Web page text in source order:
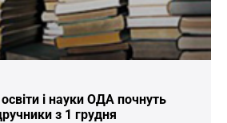
і науки ОДА почнуть
з 1 грудня